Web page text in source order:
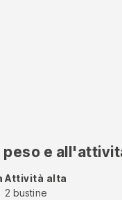
peso e
Attività alta
2 bustine